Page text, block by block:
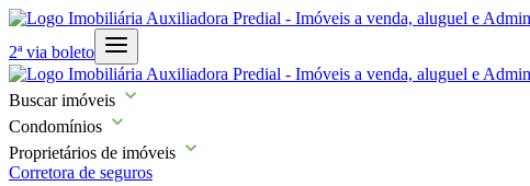
2ª via boleto
Buscar imóveis
Condomínios
Proprietários de imóveis
Corretora de seguros